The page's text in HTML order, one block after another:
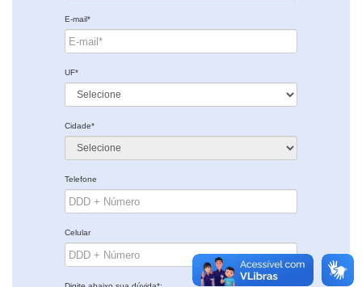
E-mail*
UF*
Cidade*
Telefone
Celular